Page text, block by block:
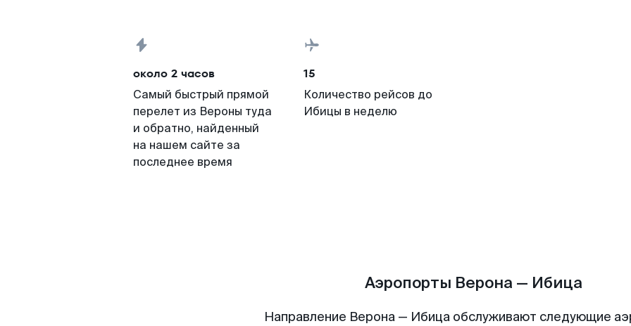
около 2 часов
Самый быстрый прямой
перелет из Вероны туда
и обратно, найденный
на нашем сайте за
последнее время
15
Количество рейсов до
Ибицы в неделю
Аэропорты Верона — Ибица
Направление Верона — Ибица обслуживают следующие